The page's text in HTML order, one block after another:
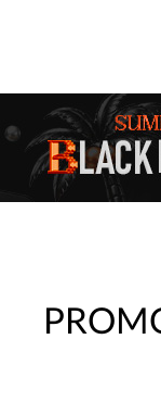
주말특
[썸머블
속옷 교